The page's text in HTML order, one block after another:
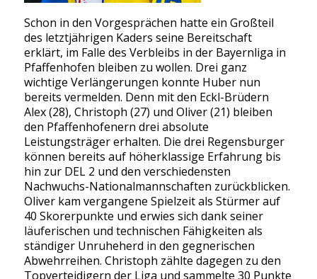
Schon in den Vorgesprächen hatte ein Großteil
des letztjährigen Kaders seine Bereitschaft
erklärt, im Falle des Verbleibs in der Bayernliga in
Pfaffenhofen bleiben zu wollen. Drei ganz
wichtige Verlängerungen konnte Huber nun
bereits vermelden. Denn mit den Eckl-Brüdern
Alex (28), Christoph (27) und Oliver (21) bleiben
den Pfaffenhofenern drei absolute
Leistungsträger erhalten. Die drei Regensburger
können bereits auf höherklassige Erfahrung bis
hin zur DEL 2 und den verschiedensten
Nachwuchs-Nationalmannschaften zurückblicken.
Oliver kam vergangene Spielzeit als Stürmer auf
40 Skorerpunkte und erwies sich dank seiner
läuferischen und technischen Fähigkeiten als
ständiger Unruheherd in den gegnerischen
Abwehrreihen. Christoph zählte dagegen zu den
Topverteidigern der Liga und sammelte 30 Punkte